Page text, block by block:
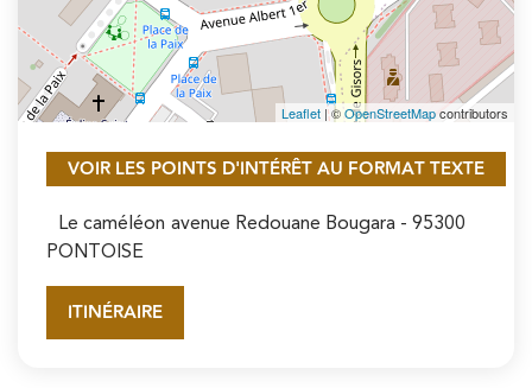
Leaflet | ©OpenStreetMapcontributors
VOIR LES POINTS D'INTÉRÊT AU FORMAT TEXTE
Le caméléon avenue Redouane Bougara - 95300
PONTOISE
ITINÉRAIRE